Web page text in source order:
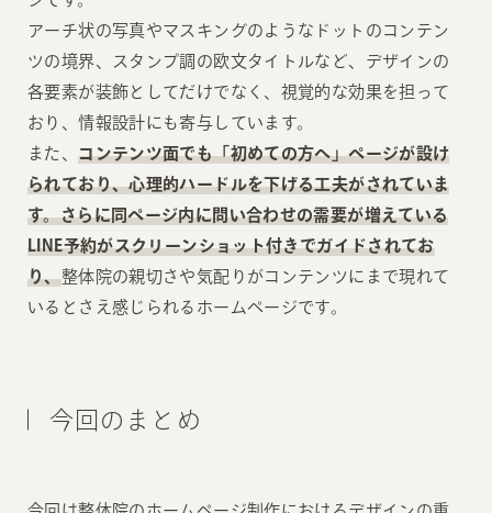
アーチ状の写真やマスキングのようなドットのコンテン
ツの境界、スタンプ調の欧文タイトルなど、デザインの
各要素が装飾としてだけでなく、視覚的な効果を担って
おり、情報設計にも寄与しています。
また、コンテンツ面でも「初めての方へ」ページが設け
られており、心理的ハードルを下げる工夫がされていま
す。さらに同ページ内に問い合わせの需要が増えている
LINE予約がスクリーンショット付きでガイドされてお
り、整体院の親切さや気配りがコンテンツにまで現れて
いるとさえ感じられるホームページです。
今回のまとめ